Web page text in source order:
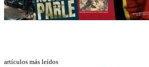
artículos más leídos